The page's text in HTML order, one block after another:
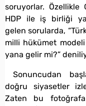
soruyorlar. Özellikle
HDP ile iş birliği
gelen sorularda,
milli hükümet
yana gelir mi?”
Sonuncudan
doğru siyasetler
Zaten bu fotoğrafa